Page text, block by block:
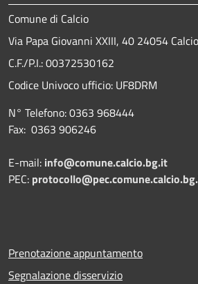
Comune di Calcio
Via Papa Giovanni XXIII, 40 24054
C.F./P.I.: 00372530162
Codice Univoco ufficio: UF8DRM
N° Telefono: 0363 968444
Fax: 0363 906246
E-mail: info@comune.calcio.bg.it
PEC:
Prenotazione appuntamento
Segnalazione disservizio